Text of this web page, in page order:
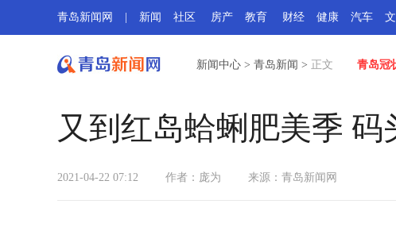
青岛新闻网 新闻 社区 房产 教育 财经 健康 汽车
新闻中心 > 青岛新闻 > 正文 青岛冠
又到红岛蛤蜊肥美季
2021-04-22 07:12 作者：庞为 来源：青岛新闻网